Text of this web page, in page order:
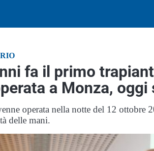
fa il primo
a Monza, oggi
operata nella notte del 12 ottobre
delle mani.